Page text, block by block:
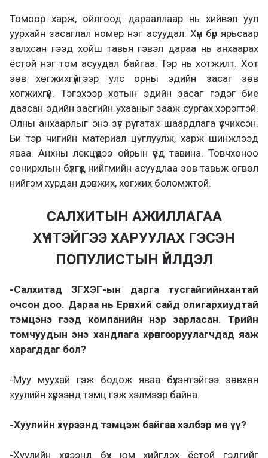
Томоор харж, ойлгоод дарааллаар нь хийвэл уул
уурхайн засаглал номер нэг асуудал. Хүн бүр ярьсаар
залхсан гээд хойш тавья гэвэл дараа нь анхаарах
ёстой нэг том асуудал байгаа. Тэр нь хотжилт. Хот
зөв хөгжихгүйгээр улс орны эдийн засаг зөв
хөгжихгүй. Тэгэхээр хотын эдийн засаг гэдэг бие
даасан эдийн засгийн ухааныг зааж сургах хэрэгтэй.
Олны анхаарлыг энэ зүг рүү татах шаардлага үүсчихсэн.
Би тэр чигийн материал цуглуулж, харж шинжлээд
яваа. Анхны лекцүүдээ ойрын үед тавина. Товчхоноо
сонирхлын бүлгүүд нийгмийн асуудлаа зөв тавьж өгвөл
нийгэм хурдан дэвжих, хөгжих боломжтой.
САЛХИТЫН АЖИЛЛАГАА
ХҮЧТЭЙГЭЭ ХАРУУЛАХ ГЭСЭН
ПОПУЛИСТЫН ҮЙЛДЭЛ
-Салхитад ЗГХЭГ-ын дарга тусгайгийнхантай
очсон доо. Дараа нь Ерөнхий сайд олигархиудтай
тэмцэнэ гээд компанийн нэр зарласан. Төрийн
томчуудын энэ хандлага хөрөнгө оруулагчдад яаж
харагддаг бол?
-Муу муухай гэж бодож яваа бүхэнтэйгээ зөвхөн
хуулийн хүрээнд тэмц гэж хэлмээр байна.
-Хуулийн хүрээнд тэмцэж байгаа хэлбэр мөн үү?
-Хуулийн хүрээнд бүх юм хийгдэх ёстой гэдгийг